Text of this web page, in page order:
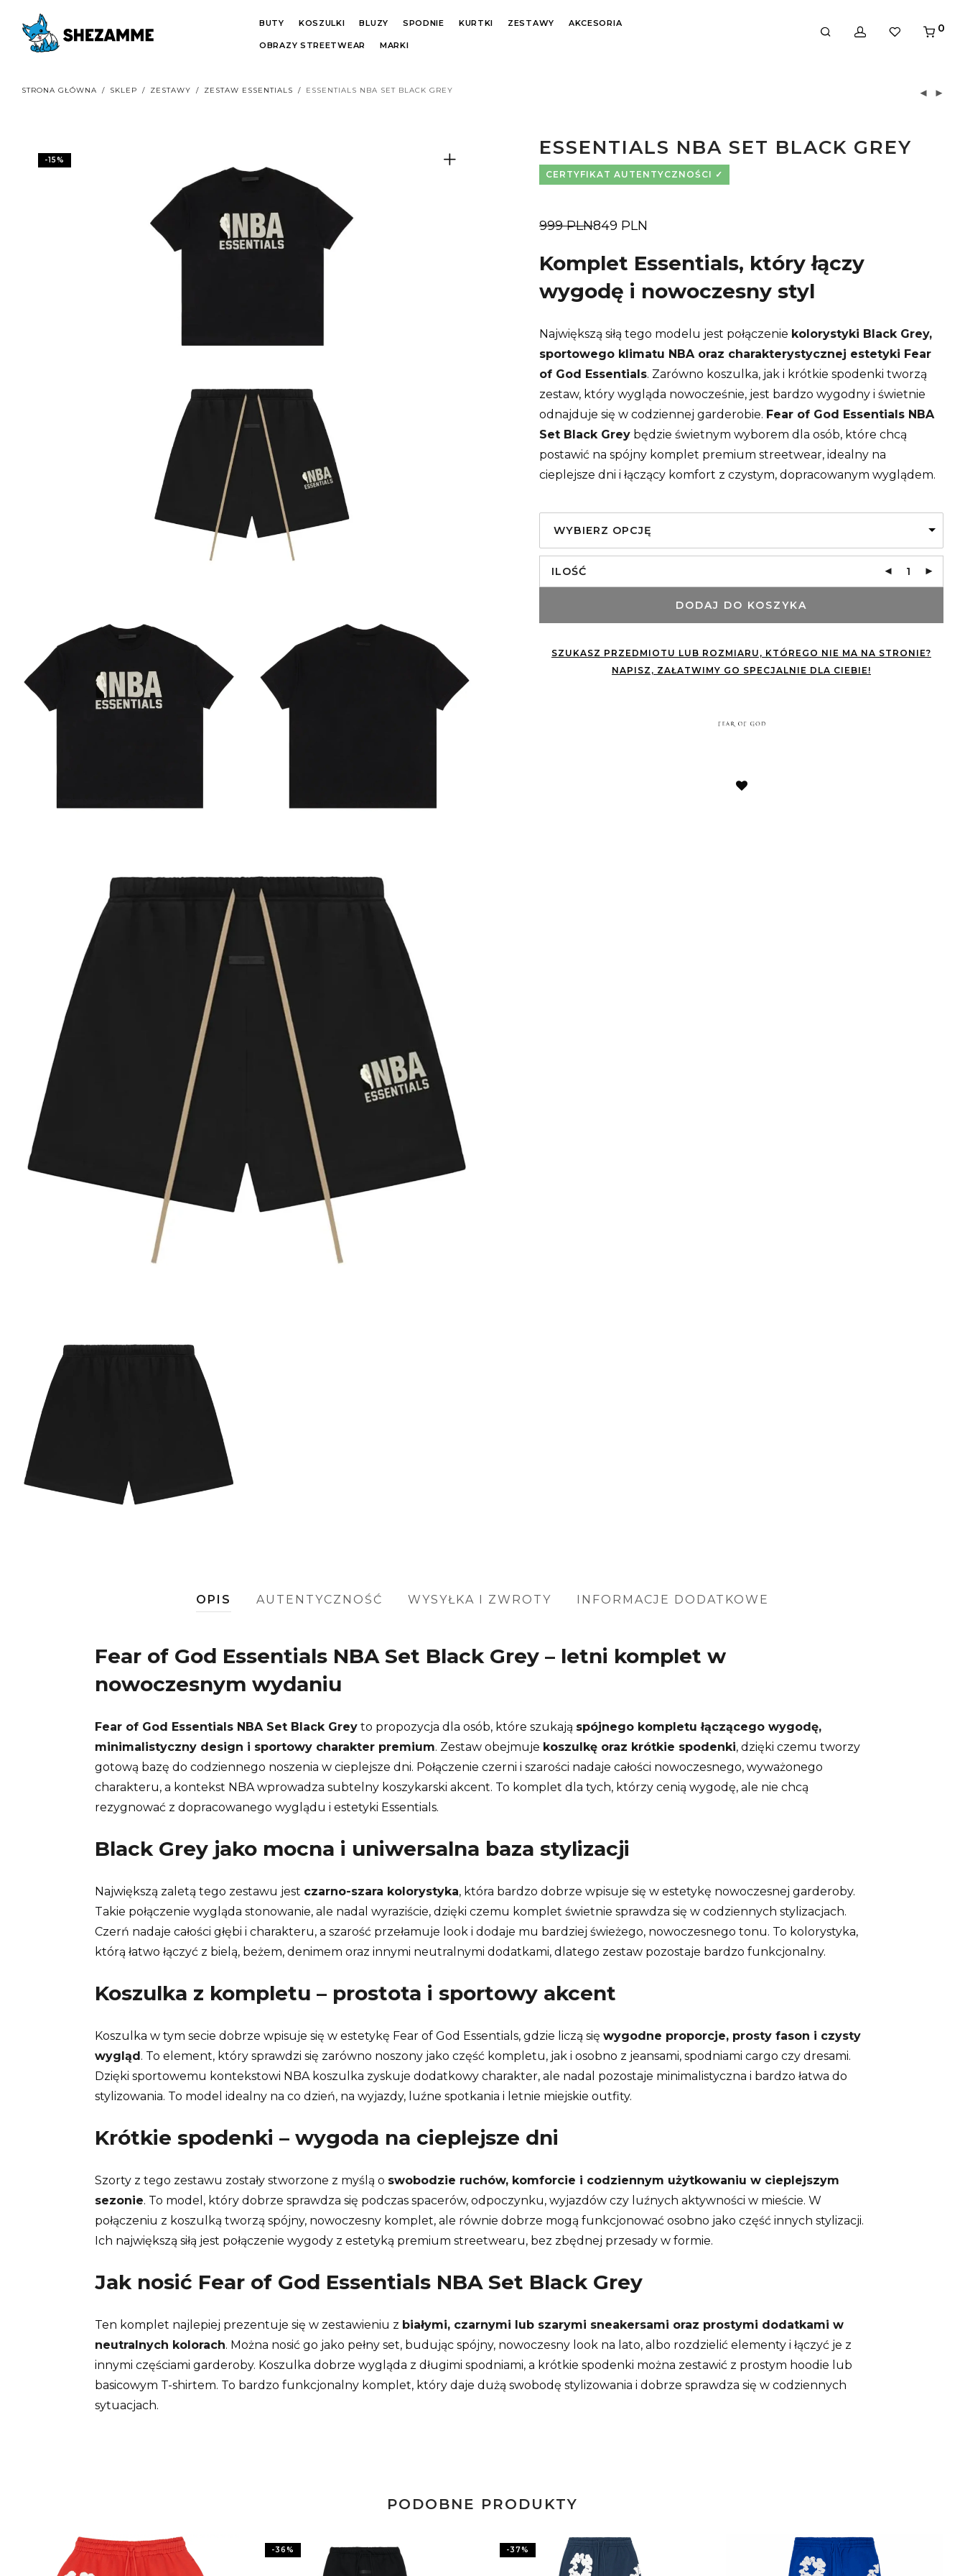
BUTY KOSZULKI BLUZY SPODNIE KURTKI ZESTAWY AKCESORIA
OBRAZY STREETWEAR MARKI
0
STRONA GŁÓWNA / SKLEP / ZESTAWY / ZESTAW ESSENTIALS / ESSENTIALS NBA SET BLACK GREY
-15%
ESSENTIALS NBA SET BLACK GREY
CERTYFIKAT AUTENTYCZNOŚCI
999PLN
Pierwotna
999 PLN.
849 PLN
Aktualna
849 PLN.
Komplet Essentials, który łączy
wygodę i nowoczesny styl
Największą siłą tego modelu jest połączenie kolorystyki Black Grey,
sportowego klimatu NBA oraz charakterystycznej estetyki Fear
of God Essentials. Zarówno koszulka, jak i krótkie spodenki tworzą
zestaw, który wygląda nowocześnie, jest bardzo wygodny i świetnie
odnajduje się w codziennej garderobie. Fear of God Essentials NBA
Set Black Grey będzie świetnym wyborem dla osób, które chcą
postawić na spójny komplet premium streetwear, idealny na
cieplejsze dni i łączący komfort z czystym, dopracowanym wyglądem.
WYBIERZ OPCJĘ
ILOŚĆ
DODAJ DO KOSZYKA
SZUKASZ PRZEDMIOTU LUB ROZMIARU, KTÓREGO NIE MA NA STRONIE?
NAPISZ, ZAŁATWIMY GO SPECJALNIE DLA CIEBIE!
OPIS AUTENTYCZNOŚĆ WYSYŁKA I ZWROTY INFORMACJE DODATKOWE
Fear of God Essentials NBA Set Black Grey – letni komplet w
nowoczesnym wydaniu
Fear of God Essentials NBA Set Black Grey to propozycja dla osób, które szukają spójnego kompletu łączącego wygodę,
minimalistyczny design i sportowy charakter premium. Zestaw obejmuje koszulkę oraz krótkie spodenki, dzięki czemu tworzy
gotową bazę do codziennego noszenia w cieplejsze dni. Połączenie czerni i szarości nadaje całości nowoczesnego, wyważonego
charakteru, a kontekst NBA wprowadza subtelny koszykarski akcent. To komplet dla tych, którzy cenią wygodę, ale nie chcą
rezygnować z dopracowanego wyglądu i estetyki Essentials.
Black Grey jako mocna i uniwersalna baza stylizacji
Największą zaletą tego zestawu jest czarno-szara kolorystyka, która bardzo dobrze wpisuje się w estetykę nowoczesnej garderoby.
Takie połączenie wygląda stonowanie, ale nadal wyraziście, dzięki czemu komplet świetnie sprawdza się w codziennych stylizacjach.
Czerń nadaje całości głębi i charakteru, a szarość przełamuje look i dodaje mu bardziej świeżego, nowoczesnego tonu. To kolorystyka,
którą łatwo łączyć z bielą, beżem, denimem oraz innymi neutralnymi dodatkami, dlatego zestaw pozostaje bardzo funkcjonalny.
Koszulka z kompletu – prostota i sportowy akcent
Koszulka w tym secie dobrze wpisuje się w estetykę Fear of God Essentials, gdzie liczą się wygodne proporcje, prosty fason i czysty
wygląd. To element, który sprawdzi się zarówno noszony jako część kompletu, jak i osobno z jeansami, spodniami cargo czy dresami.
Dzięki sportowemu kontekstowi NBA koszulka zyskuje dodatkowy charakter, ale nadal pozostaje minimalistyczna i bardzo łatwa do
stylizowania. To model idealny na co dzień, na wyjazdy, luźne spotkania i letnie miejskie outfity.
Krótkie spodenki – wygoda na cieplejsze dni
Szorty z tego zestawu zostały stworzone z myślą o swobodzie ruchów, komforcie i codziennym użytkowaniu w cieplejszym
sezonie. To model, który dobrze sprawdza się podczas spacerów, odpoczynku, wyjazdów czy luźnych aktywności w mieście. W
połączeniu z koszulką tworzą spójny, nowoczesny komplet, ale równie dobrze mogą funkcjonować osobno jako część innych stylizacji.
Ich największą siłą jest połączenie wygody z estetyką premium streetwearu, bez zbędnej przesady w formie.
Jak nosić Fear of God Essentials NBA Set Black Grey
Ten komplet najlepiej prezentuje się w zestawieniu z białymi, czarnymi lub szarymi sneakersami oraz prostymi dodatkami w
neutralnych kolorach. Można nosić go jako pełny set, budując spójny, nowoczesny look na lato, albo rozdzielić elementy i łączyć je z
innymi częściami garderoby. Koszulka dobrze wygląda z długimi spodniami, a krótkie spodenki można zestawić z prostym hoodie lub
basicowym T-shirtem. To bardzo funkcjonalny komplet, który daje dużą swobodę stylizowania i dobrze sprawdza się w codziennych
sytuacjach.
PODOBNE PRODUKTY
-36% -37%